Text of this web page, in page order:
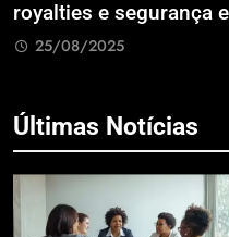
royalties e segurança
25/08/2025
Últimas Notícias